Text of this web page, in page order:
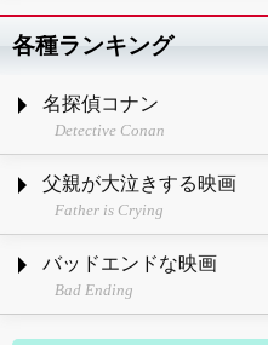
各種ランキング
名探偵コナン
Detective Conan
父親が大泣きする映画
Father is Crying
バッドエンドな映画
Bad Ending